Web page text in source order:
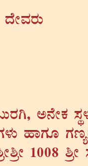
C£ÉÃPÀ
ºÁUÀÆ
1008 ²æÃ